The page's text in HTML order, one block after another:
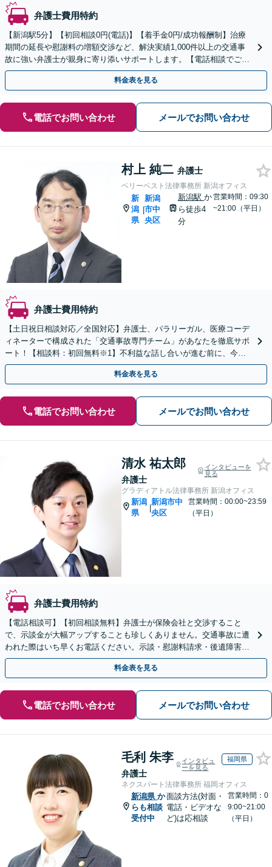
弁護士費用特約
【新潟駅5分】【初回相談0円(電話)】【着手金0円/成功報酬制】治療
期間の延長や慰謝料の増額交渉など、解決実績1,000件以上の交通事
故に強い弁護士が親身に寄り添いサポートします。【電話相談でご契
約まで対応可/来所不要】
料金表を見る
電話でお問い合わせ メールでお問い合わせ
村上 純二 弁護士
ベリーベスト法律事務所 新潟オフィス
新
潟
県
|
新潟
市中
央区
新潟駅 か
ら徒歩4
分
営業時間：09:30
~21:00（平日）
弁護士費用特約
【土日祝日相談対応／全国対応】弁護士、パラリーガル、医療コーデ
ィネーターで構成された「交通事故専門チーム」があなたを徹底サポ
ート！【相談料：初回無料※1】不利益な話し合いが進む前に、今す
ぐ相談！
料金表を見る
電話でお問い合わせ メールでお問い合わせ
清水 祐太郎
弁護士
インタビューを
見る
グラディアトル法律事務所 新潟オフィス
新潟
県
|
新潟市中
央区
営業時間：00:00~23:59
（平日）
弁護士費用特約
【電話相談可】【初回相談無料】弁護士が保険会社と交渉すること
で、示談金が大幅アップすることも珍しくありません。交通事故に遭
われた際はいち早くお電話ください。示談・慰謝料請求・後遺障害等
級認定・弁護士費用特約など親身になってご相談に乗ります。
料金表を見る
電話でお問い合わせ メールでお問い合わせ
毛利 朱李
弁護士
インタビュ
ーを見る
福岡県
ネクスパート法律事務所 福岡オフィス
新潟県 か
らも相談
受付中
面談方法(対面・
電話・ビデオな
ど)は応相談
営業時間：0
9:00~21:00
（平日）